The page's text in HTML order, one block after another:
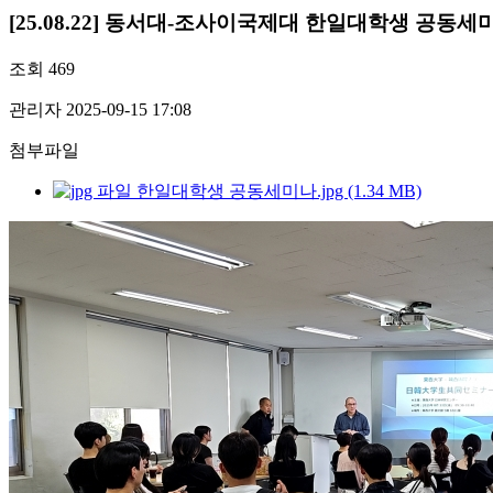
[25.08.22] 동서대-조사이국제대 한일대학생 공동세
조회 469
관리자 2025-09-15 17:08
첨부파일
한일대학생 공동세미나.jpg (1.34 MB)